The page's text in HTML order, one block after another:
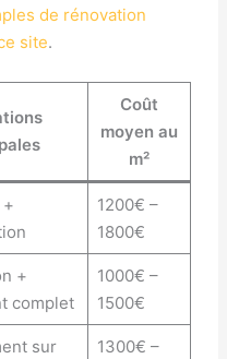
de rénovation
site.
Coût
moyen au
m²
1200€ –
1800€
+
complet
1000€ –
1500€
sur
1300€ –